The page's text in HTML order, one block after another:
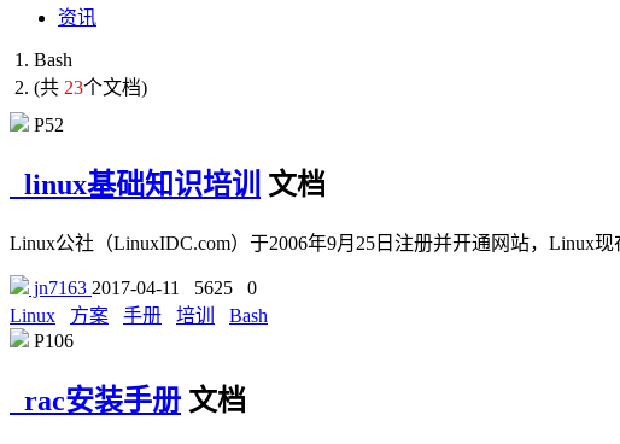
资讯
Bash
(共 23个文档)
P52
linux基础知识培训 文档
Linux公社（LinuxIDC.com）于2006年9月25日注册并开通网站，Linux
jn7163 2017-04-11 5625
0
Linux
方案 手册 培训
Bash
P106
rac安装手册 文档